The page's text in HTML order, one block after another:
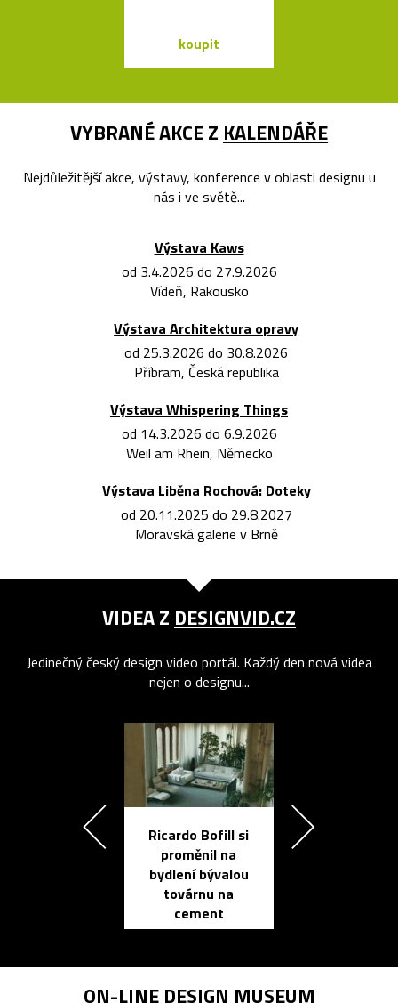
koupit
VYBRANÉ AKCE Z KALENDÁŘE
Nejdůležitější akce, výstavy, konference v oblasti designu u
nás i ve světě...
Výstava Kaws
od 3.4.2026 do 27.9.2026
Vídeň, Rakousko
Výstava Architektura opravy
od 25.3.2026 do 30.8.2026
Příbram, Česká republika
Výstava Whispering Things
od 14.3.2026 do 6.9.2026
Weil am Rhein, Německo
Výstava Liběna Rochová: Doteky
od 20.11.2025 do 29.8.2027
Moravská galerie v Brně
VIDEA Z DESIGNVID.CZ
Jedinečný český design video portál. Každý den nová videa
nejen o designu...
Ricardo Bofill si
proměnil na
bydlení bývalou
továrnu na
cement
ON-LINE DESIGN MUSEUM